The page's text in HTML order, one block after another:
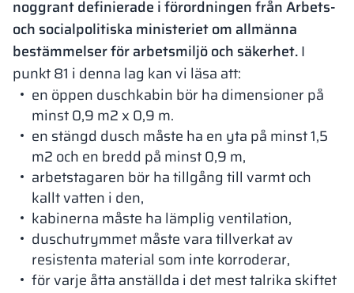
noggrant definierade i förordningen från Arbets-
och socialpolitiska ministeriet om allmänna
bestämmelser för arbetsmiljö och säkerhet.I
punkt 81 i denna lag kan vi läsa att:
en öppen duschkabin bör ha dimensioner på
minst 0,9 m2 x 0,9 m.
en stängd dusch måste ha en yta på minst 1,5
m2 och en bredd på minst 0,9 m,
arbetstagaren bör ha tillgång till varmt och
kallt vatten i den,
kabinerna måste ha lämplig ventilation,
duschutrymmet måste vara tillverkat av
resistenta material som inte korroderar,
för varje åtta anställda i det mest talrika skiftet